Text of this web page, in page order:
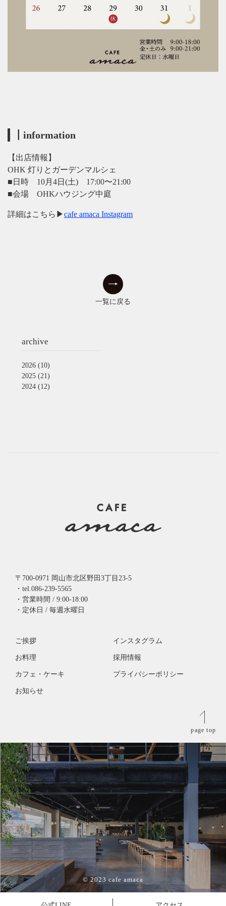
┃information
【出店情報】
OHK 灯りとガーデンマルシェ
■日時 10月4日(土) 17:00〜21:00
■会場 OHKハウジング中庭
詳細はこちら▶cafe amaca Instagram
一覧に戻る
archive
2026 (10)
2025 (21)
2024 (12)
ご挨拶
お料理
カフェ・ケーキ
お知らせ
インスタグラム
採用情報
プライバシーポリシー
〒700-0971 岡山市北区野田3丁目23-5
・tel.086-239-5565
・営業時間 / 9:00-18:00
・定休日 / 毎週水曜日
page top
© 2023 cafe amaca